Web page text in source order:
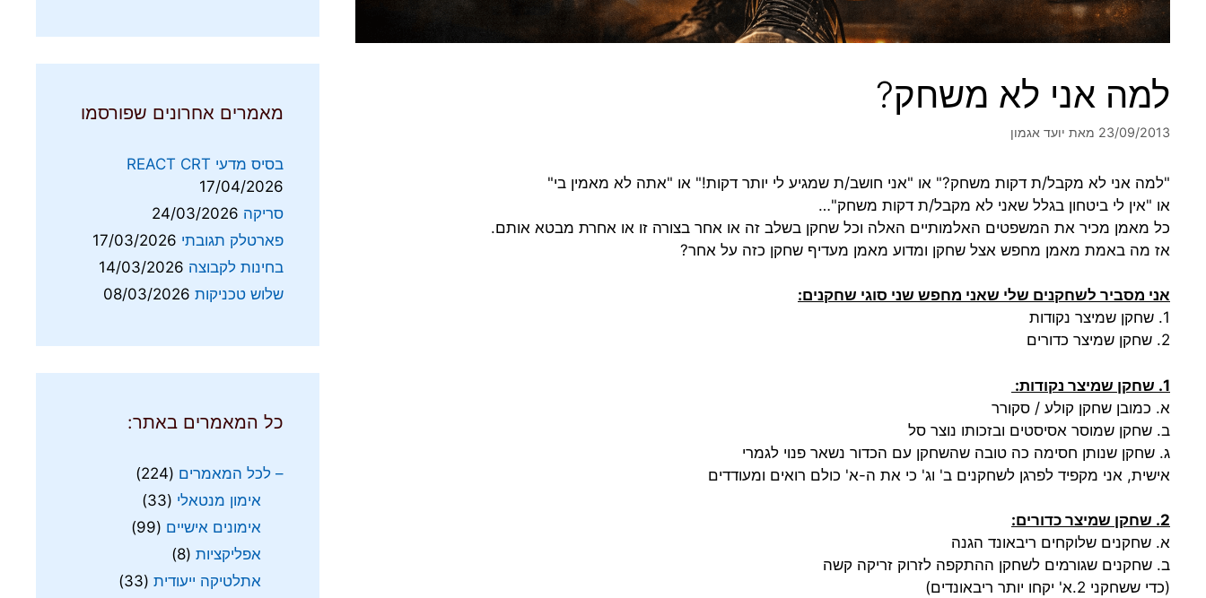
למה אני לא משחק?
23/09/2013 מאת יועד אגמון
"למה אני לא מקבל/ת דקות משחק?" או "אני חושב/ת שמגיע לי יותר דקות!" או "אתה לא מאמין בי"
או "אין לי ביטחון בגלל שאני לא מקבל/ת דקות משחק"…
כל מאמן מכיר את המשפטים האלמותיים האלה וכל שחקן בשלב זה או אחר בצורה זו או אחרת מבטא אותם.
אז מה באמת מאמן מחפש אצל שחקן ומדוע מאמן מעדיף שחקן כזה על אחר?
אני מסביר לשחקנים שלי שאני מחפש שני סוגי שחקנים:
1. שחקן שמיצר נקודות
2. שחקן שמיצר כדורים
1. שחקן שמיצר נקודות:
א. כמובן שחקן קולע / סקורר
ב. שחקן שמוסר אסיסטים ובזכותו נוצר סל
ג. שחקן שנותן חסימה כה טובה שהשחקן עם הכדור נשאר פנוי לגמרי
אישית, אני מקפיד לפרגן לשחקנים ב' וג' כי את ה-א' כולם רואים ומעודדים
2. שחקן שמיצר כדורים:
א. שחקנים שלוקחים ריבאונד הגנה
ב. שחקנים שגורמים לשחקן ההתקפה לזרוק זריקה קשה
(כדי ששחקני 2.א' יקחו יותר ריבאונדים)
מאמרים אחרונים שפורסמו
בסיס מדעי REACT CRT
17/04/2026
סריקה 24/03/2026
פארטלק תגובתי 17/03/2026
בחינות לקבוצה 14/03/2026
שלוש טכניקות 08/03/2026
כל המאמרים באתר:
– לכל המאמרים (224)
אימון מנטאלי (33)
אימונים אישיים (99)
אפליקציות (8)
אתלטיקה ייעודית (33)